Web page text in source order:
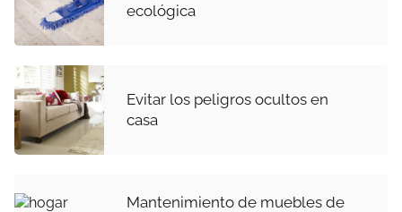
ecológica
Evitar los peligros ocultos en
casa
Mantenimiento de muebles de